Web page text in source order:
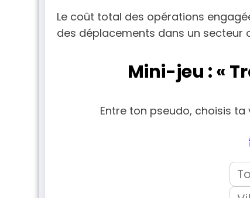
Le coût total des opérations
des déplacements dans un secteur
Mini-jeu : «
Entre ton pseudo, choisis